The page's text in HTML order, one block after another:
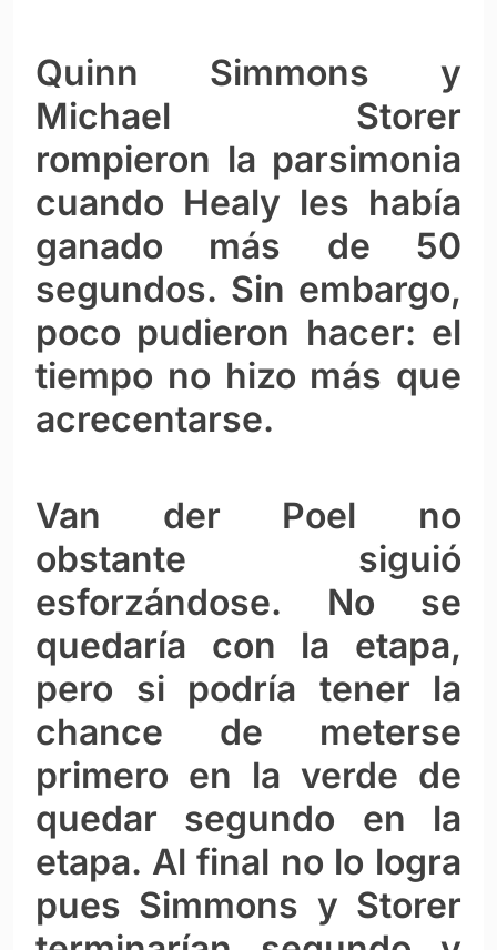
Quinn Simmons y
Michael Storer
rompieron la parsimonia
cuando Healy les había
ganado más de 50
segundos. Sin embargo,
poco pudieron hacer: el
tiempo no hizo más que
acrecentarse.
Van der Poel no
obstante siguió
esforzándose. No se
quedaría con la etapa,
pero si podría tener la
chance de meterse
primero en la verde de
quedar segundo en la
etapa. Al final no lo logra
pues Simmons y Storer